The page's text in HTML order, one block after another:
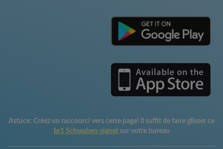
Astuce: Créez un raccourci vers cette page! Il suffit de faire glisser ce
br1 Schwaben-signet sur votre bureau